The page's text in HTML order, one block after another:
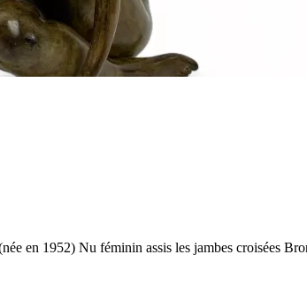
en 1952) Nu féminin assis les jambes croisées